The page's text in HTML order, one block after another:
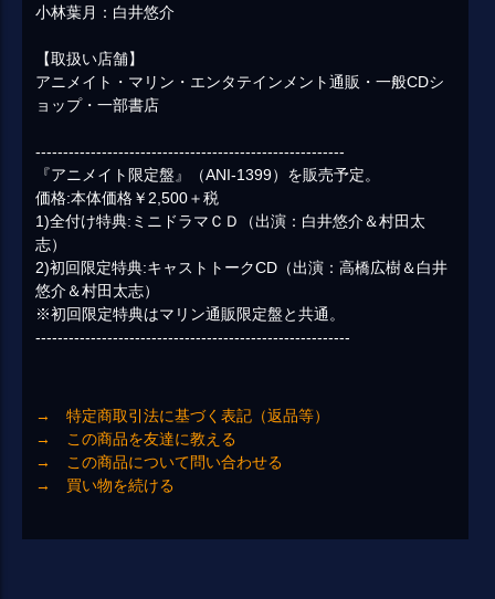
小林葉月：白井悠介
【取扱い店舗】
アニメイト・マリン・エンタテインメント通販・一般CDシ
ョップ・一部書店
--------------------------------------------------------
『アニメイト限定盤』（ANI-1399）を販売予定。
価格:本体価格￥2,500＋税
1)全付け特典:ミニドラマＣＤ（出演：白井悠介＆村田太
志）
2)初回限定特典:キャストトークCD（出演：高橋広樹＆白井
悠介＆村田太志）
※初回限定特典はマリン通販限定盤と共通。
---------------------------------------------------------
→ 特定商取引法に基づく表記（返品等）
→ この商品を友達に教える
→ この商品について問い合わせる
→ 買い物を続ける